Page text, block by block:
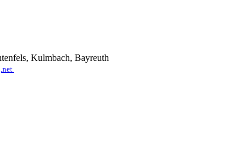
Kulmbach, Bayreuth